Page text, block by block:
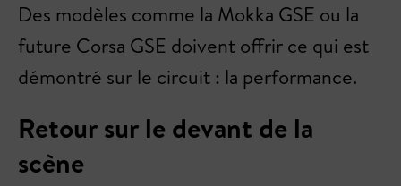
Des modèles comme la Mokka GSE ou la
future Corsa GSE doivent offrir ce qui est
démontré sur le circuit : la performance.
Retour sur le devant de la
scène